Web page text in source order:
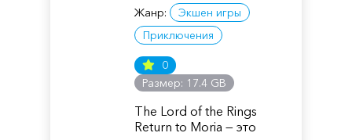
Жанр:
Экшен игры
Приключения
0
Размер: 17.4 GB
The Lord of the Rings
Return to Moria — это